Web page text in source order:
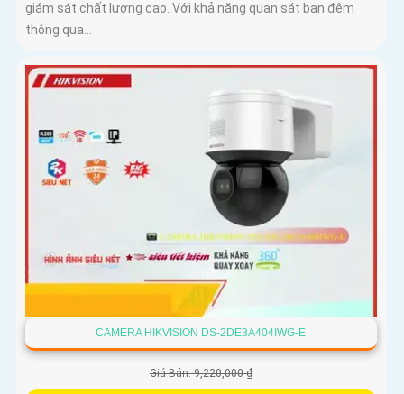
giám sát chất lượng cao. Với khả năng quan sát ban đêm
thông qua...
CAMERA HIKVISION DS-2DE3A404IWG-E
Giá Bán: 9,220,000 ₫